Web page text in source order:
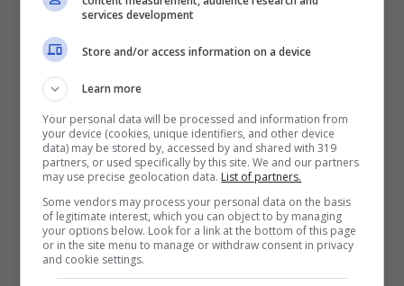
avanzato e video di alta qualità.
Adobe ha concluso che è in sviluppo Flash
Player 12 per PC.
Adobe Flash, uno standard PC per la
distribuzione di pubblicità e giochi per il
decennio passato, è diminuito con i adozione
mobili a causa che molti hanno affermato che
Flash non opera bene nel settore
mobile.Apple, che guida il settore mobile, con
services development
Store and/or access information on a device
Learn more
Your personal data will be processed and information from
your device (cookies, unique identifiers, and other device
data) may be stored by, accessed by and shared with 319
partners, or used specifically by this site. We and our partners
may use precise geolocation data. List of partners.
Some vendors may process your personal data on the basis
of legitimate interest, which you can object to by managing
your options below. Look for a link at the bottom of this page
or in the site menu to manage or withdraw consent in privacy
and cookie settings.